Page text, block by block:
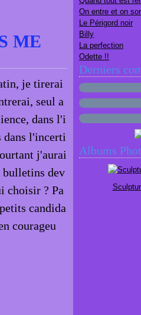
ME
je tirerai
seul a
dans l'i
dans l'incerti
j'aurai
bulletins dev
choisir ? Pa
candida
courageu
On entre et on
Le Périgord noir
Billy
La perfection
Odette !!
Derniers
Albums